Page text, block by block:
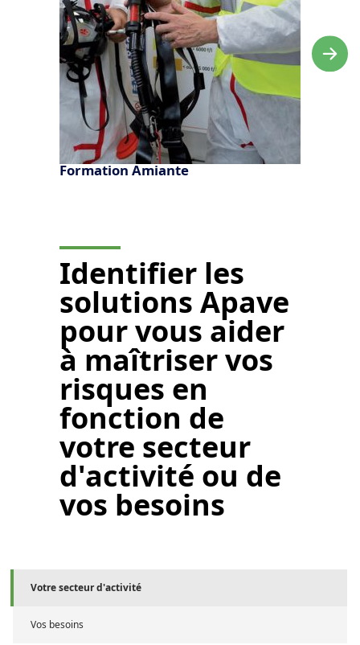
Formation Amiante
Identifier les
solutions Apave
pour vous aider
à maîtriser vos
risques en
fonction de
votre secteur
d'activité ou de
vos besoins
Votre secteur d'activité
Vos besoins